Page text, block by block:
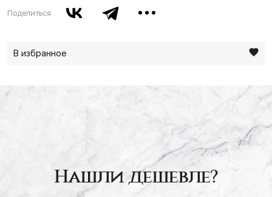
Поделиться
В избранное
Нашли дешевле?